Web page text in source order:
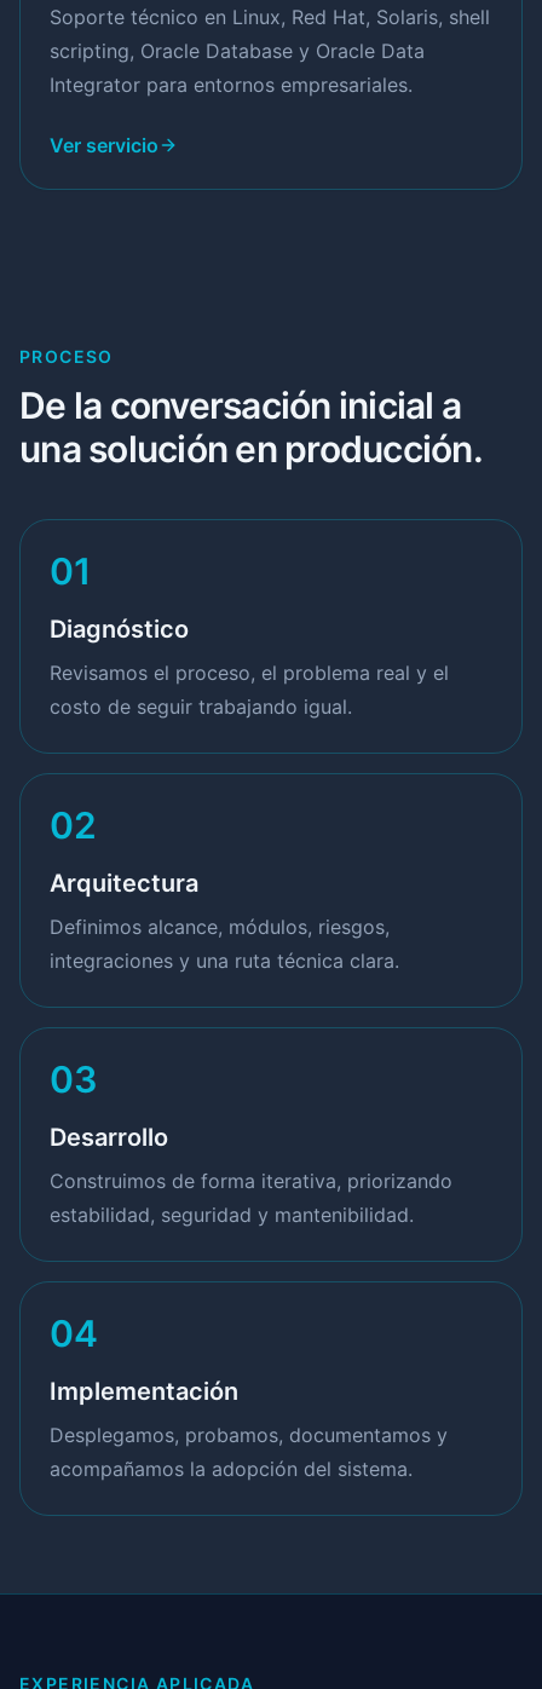
Soporte técnico en Linux, Red Hat, Solaris, shell
scripting, Oracle Database y Oracle Data
Integrator para entornos empresariales.
Ver servicio
PROCESO
De la conversación inicial a
una solución en producción.
01
Diagnóstico
Revisamos el proceso, el problema real y el
costo de seguir trabajando igual.
02
Arquitectura
Definimos alcance, módulos, riesgos,
integraciones y una ruta técnica clara.
03
Desarrollo
Construimos de forma iterativa, priorizando
estabilidad, seguridad y mantenibilidad.
04
Implementación
Desplegamos, probamos, documentamos y
acompañamos la adopción del sistema.
EXPERIENCIA APLICADA